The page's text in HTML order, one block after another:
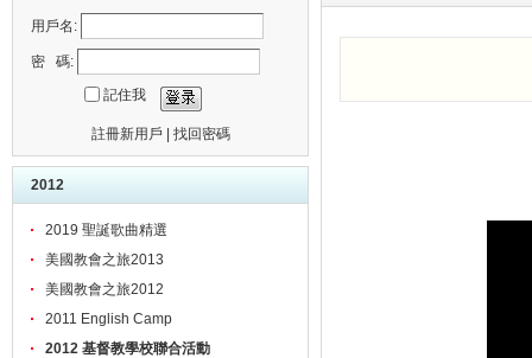
用戶名:
密 碼:
記住我
註冊新用戶 找回密碼
2012
2019 聖誕歌曲精選
美國教會之旅2013
美國教會之旅2012
2011 English Camp
2012 基督教學校聯合活動